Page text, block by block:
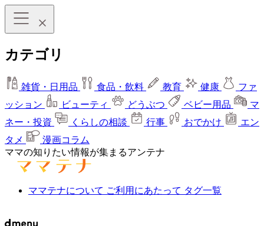
カテゴリ
雑貨・日用品 食品・飲料 教育 健康
ファ
ッション
ビューティ どうぶつ ベビー用品
マ
ネー・投資
くらしの相談 行事 おでかけ
エン
タメ
漫画コラム
ママの知りたい情報が集まるアンテナ
ママテナについて ご利用にあたって タグ一覧